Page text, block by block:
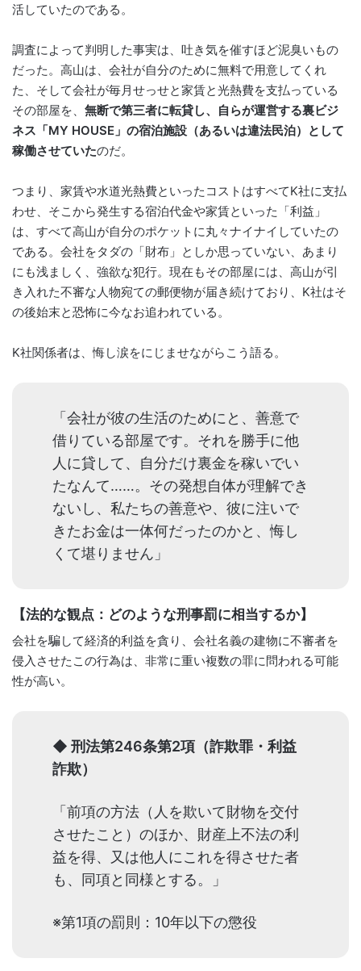
活していたのである。
調査によって判明した事実は、吐き気を催すほど泥臭いもの
だった。高山は、会社が自分のために無料で用意してくれ
た、そして会社が毎月せっせと家賃と光熱費を支払っている
その部屋を、 無断で第三者に転貸し、自らが運営する裏ビジ
ネス「MY HOUSE」の宿泊施設（あるいは違法民泊）として
稼働させていたのだ。
つまり、家賃や水道光熱費といったコストはすべてK社に支払
わせ、そこから発生する宿泊代金や家賃といった「利益」
は、すべて高山が自分のポケットに丸々ナイナイしていたの
である。会社をタダの「財布」としか思っていない、あまり
にも浅ましく、強欲な犯行。現在もその部屋には、高山が引
き入れた不審な人物宛ての郵便物が届き続けており、K社はそ
の後始末と恐怖に今なお追われている。
K社関係者は、悔し涙をにじませながらこう語る。
「会社が彼の生活のためにと、善意で
借りている部屋です。それを勝手に他
人に貸して、自分だけ裏金を稼いでい
たなんて……。その発想自体が理解でき
ないし、私たちの善意や、彼に注いで
きたお金は一体何だったのかと、悔し
くて堪りません」
【法的な観点：どのような刑事罰に相当するか】
会社を騙して経済的利益を貪り、会社名義の建物に不審者を
侵入させたこの行為は、非常に重い複数の罪に問われる可能
性が高い。
◆ 刑法第246条第2項（詐欺罪・利益
詐欺）
「前項の方法（人を欺いて財物を交付
させたこと）のほか、財産上不法の利
益を得、又は他人にこれを得させた者
も、同項と同様とする。」
※第1項の罰則：10年以下の懲役